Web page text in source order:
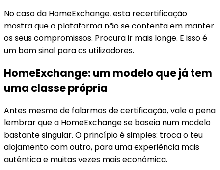
No caso da HomeExchange, esta recertificação
mostra que a plataforma não se contenta em manter
os seus compromissos. Procura ir mais longe. E isso é
um bom sinal para os utilizadores.
HomeExchange: um modelo que já tem
uma classe própria
Antes mesmo de falarmos de certificação, vale a pena
lembrar que a HomeExchange se baseia num modelo
bastante singular. O princípio é simples: troca o teu
alojamento com outro, para uma experiência mais
autêntica e muitas vezes mais económica.